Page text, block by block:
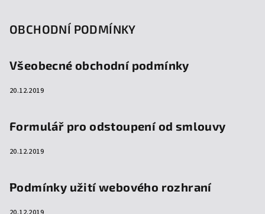
OBCHODNÍ PODMÍNKY
Všeobecné obchodní podmínky
20.12.2019
Formulář pro odstoupení od smlouvy
20.12.2019
Podmínky užití webového rozhraní